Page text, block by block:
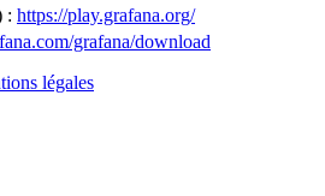
: https://play.grafana.org/
grafana/download
légales